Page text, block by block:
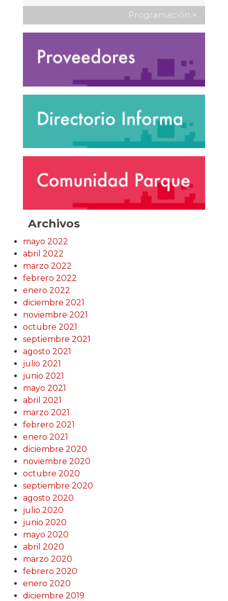
Programación +
Archivos
mayo 2022
abril 2022
marzo 2022
febrero 2022
enero 2022
diciembre 2021
noviembre 2021
octubre 2021
septiembre 2021
agosto 2021
julio 2021
junio 2021
mayo 2021
abril 2021
marzo 2021
febrero 2021
enero 2021
diciembre 2020
noviembre 2020
octubre 2020
septiembre 2020
agosto 2020
julio 2020
junio 2020
mayo 2020
abril 2020
marzo 2020
febrero 2020
enero 2020
diciembre 2019